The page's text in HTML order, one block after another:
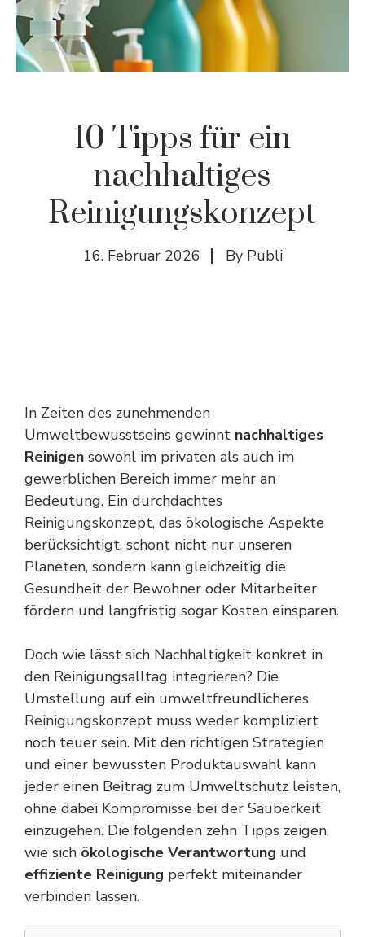
10 Tipps für ein
nachhaltiges
Reinigungskonzept
16. Februar 2026 By Publi
In Zeiten des zunehmenden
Umweltbewusstseins gewinnt nachhaltiges
Reinigen sowohl im privaten als auch im
gewerblichen Bereich immer mehr an
Bedeutung. Ein durchdachtes
Reinigungskonzept, das ökologische Aspekte
berücksichtigt, schont nicht nur unseren
Planeten, sondern kann gleichzeitig die
Gesundheit der Bewohner oder Mitarbeiter
fördern und langfristig sogar Kosten einsparen.
Doch wie lässt sich Nachhaltigkeit konkret in
den Reinigungsalltag integrieren? Die
Umstellung auf ein umweltfreundlicheres
Reinigungskonzept muss weder kompliziert
noch teuer sein. Mit den richtigen Strategien
und einer bewussten Produktauswahl kann
jeder einen Beitrag zum Umweltschutz leisten,
ohne dabei Kompromisse bei der Sauberkeit
einzugehen. Die folgenden zehn Tipps zeigen,
wie sich ökologische Verantwortung und
effiziente Reinigung perfekt miteinander
verbinden lassen.